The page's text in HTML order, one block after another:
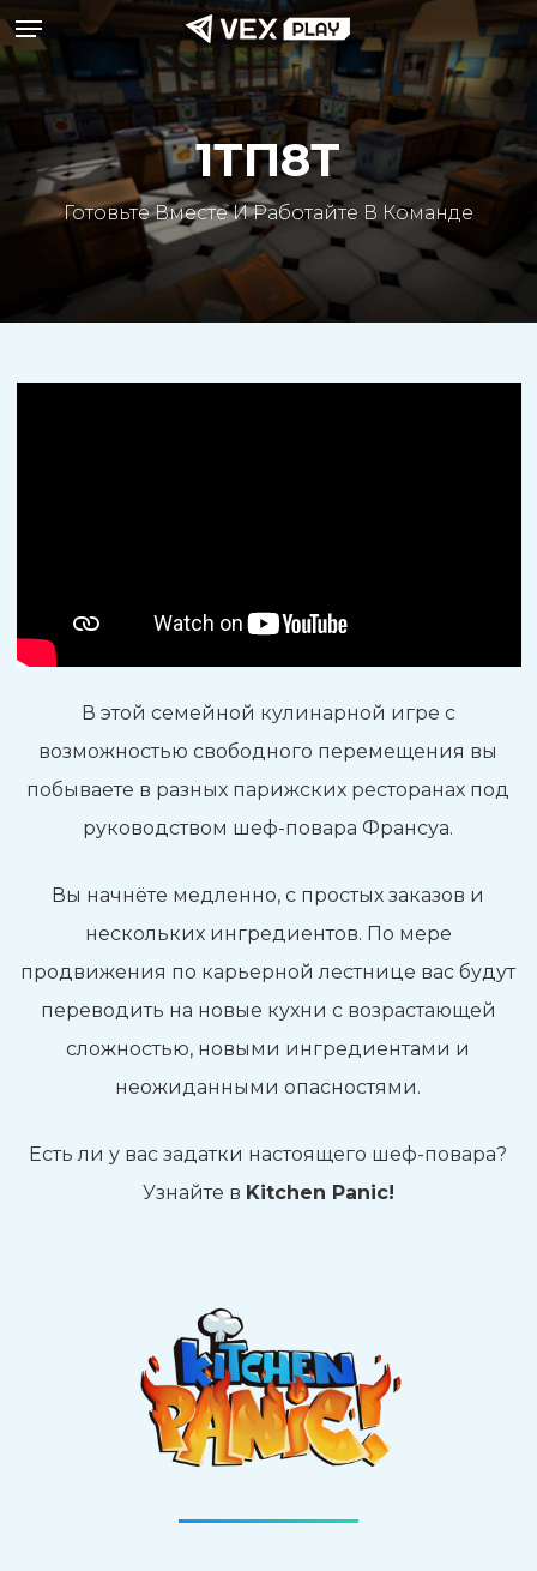
Перейти
к
основному
содержанию
Меню
1ТП8Т
Готовьте Вместе И Работайте В Команде
В этой семейной кулинарной игре с
возможностью свободного перемещения вы
побываете в разных парижских ресторанах под
руководством шеф-повара Франсуа.
Вы начнёте медленно, с простых заказов и
нескольких ингредиентов. По мере
продвижения по карьерной лестнице вас будут
переводить на новые кухни с возрастающей
сложностью, новыми ингредиентами и
неожиданными опасностями.
Есть ли у вас задатки настоящего шеф-повара?
Узнайте в Kitchen Panic!